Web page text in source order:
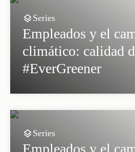
Series
Empleados y el
climático: calidad
#EverGreener
Series
Empleados y el